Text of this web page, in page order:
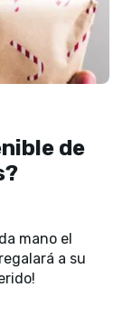
de
mano el
a su